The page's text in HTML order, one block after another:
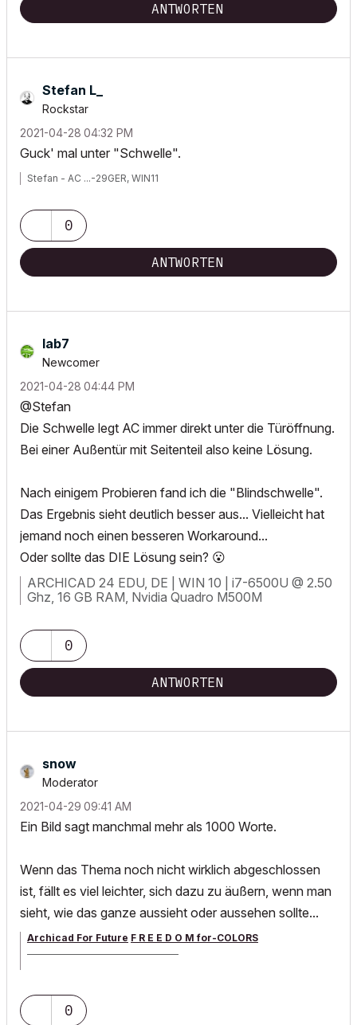
ANTWORTEN
Stefan L_
Rockstar
‎2021-04-28 04:32 PM
Guck' mal unter "Schwelle".
Stefan - AC ...-29GER, WIN11
0
ANTWORTEN
lab7
Newcomer
‎2021-04-28 04:44 PM
@Stefan
Die Schwelle legt AC immer direkt unter die Türöffnung.
Bei einer Außentür mit Seitenteil also keine Lösung.
Nach einigem Probieren fand ich die "Blindschwelle".
Das Ergebnis sieht deutlich besser aus... Vielleicht hat
jemand noch einen besseren Workaround...
Oder sollte das DIE Lösung sein? 😮
ARCHICAD 24 EDU, DE | WIN 10 | i7-6500U @ 2.50
Ghz, 16 GB RAM, Nvidia Quadro M500M
0
ANTWORTEN
snow
Moderator
‎2021-04-29 09:41 AM
Ein Bild sagt manchmal mehr als 1000 Worte.
Wenn das Thema noch nicht wirklich abgeschlossen
ist, fällt es viel leichter, sich dazu zu äußern, wenn man
sieht, wie das ganze aussieht oder aussehen sollte...
Archicad For Future F R E E D O M for-COLORS
0